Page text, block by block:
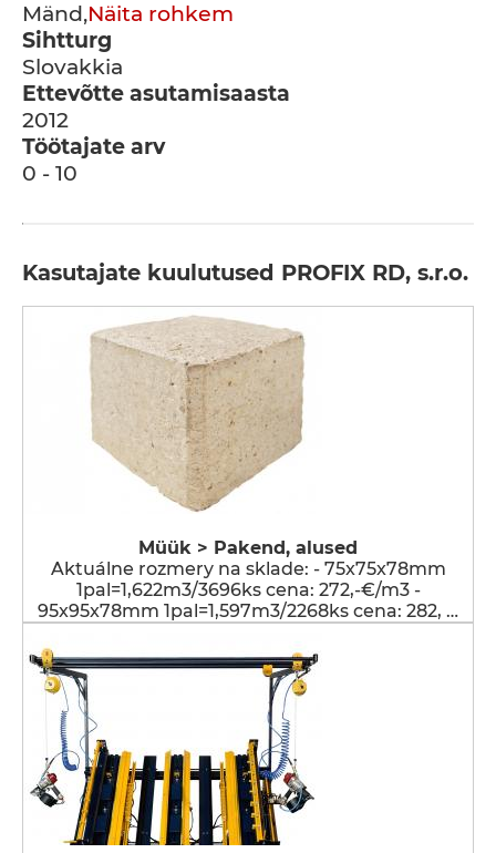
Mänd,Näita rohkem
Sihtturg
Slovakkia
Ettevõtte asutamisaasta
2012
Töötajate arv
0 - 10
Kasutajate kuulutused PROFIX RD, s.r.o.
Müük > Pakend, alused
Aktuálne rozmery na sklade: - 75x75x78mm
1pal=1,622m3/3696ks cena: 272,-€/m3 -
95x95x78mm 1pal=1,597m3/2268ks cena: 282, …